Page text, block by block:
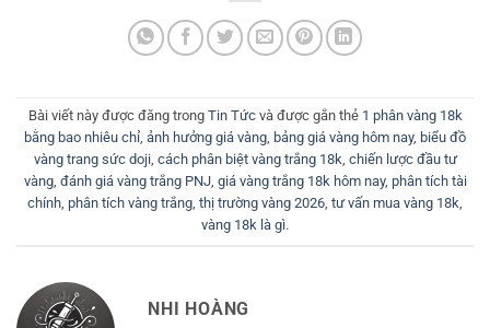
Bài viết này được đăng trong Tin Tứcvà được gắn thẻ 1 phân vàng 18k
bằng bao nhiêu chỉ ảnh hưởng giá vàng bảng giá vàng hôm nay, biểu đồ
vàng trang sức doji, cách phân biệt vàng trắng 18k chiến lược đầu tư
vàng, đánh giá vàng trắng PNJ, giá vàng trắng 18k hôm nay, phân tích tài
chính phân tích vàng trắng thị trường vàng 2026 tư vấn mua vàng 18k
vàng 18k là gì.
NHI HOÀNG